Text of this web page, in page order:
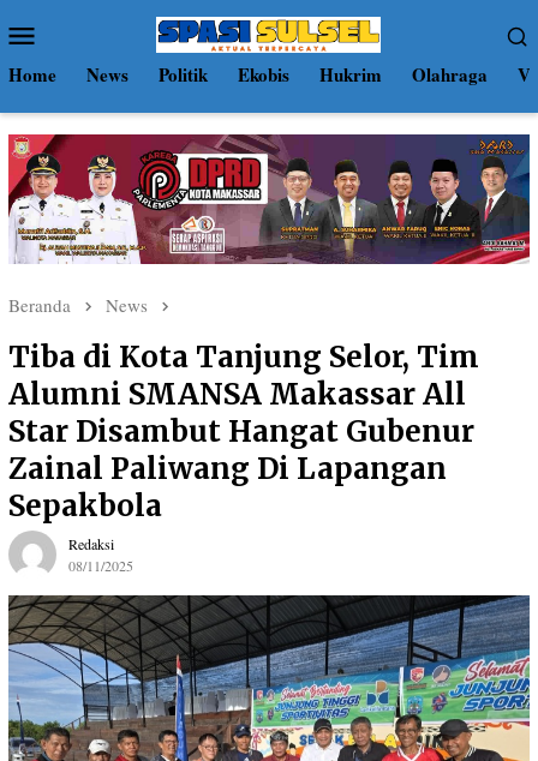
ke
kontenMobile
Home News Politik Ekobis Hukrim Olahraga
Beranda News
Tiba di Kota Tanjung Selor, Tim
Alumni SMANSA Makassar All
Star Disambut Hangat Gubenur
Zainal Paliwang Di Lapangan
Sepakbola
Redaksi
08/11/2025